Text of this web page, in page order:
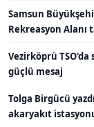
Samsun
Rekreasyon Alanı
Vezirköprü TSO'da
güçlü mesaj
Tolga Birgücü
akaryakıt